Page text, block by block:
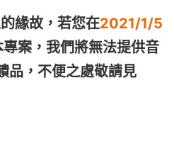
緣故，若您在2021/1/5
案， 我們將無法提供音
品，不便之處敬請見